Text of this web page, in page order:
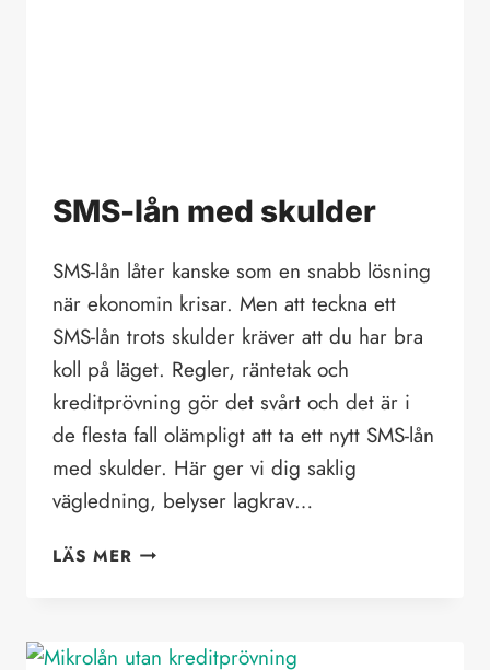
HITTA
RÄTT
SMS-lån med skulder
SMS-lån låter kanske som en snabb lösning
när ekonomin krisar. Men att teckna ett
SMS-lån trots skulder kräver att du har bra
koll på läget. Regler, räntetak och
kreditprövning gör det svårt och det är i
de flesta fall olämpligt att ta ett nytt SMS-lån
med skulder. Här ger vi dig saklig
vägledning, belyser lagkrav…
LÄS MER SMS-